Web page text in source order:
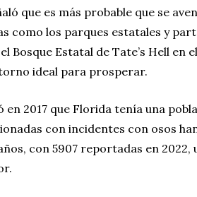
que es más probable que se
como los parques estatales y
Bosque Estatal de Tate’s Hell
ideal para prosperar.
en 2017 que Florida tenía una
con incidentes con osos
con 5907 reportadas en 2022,